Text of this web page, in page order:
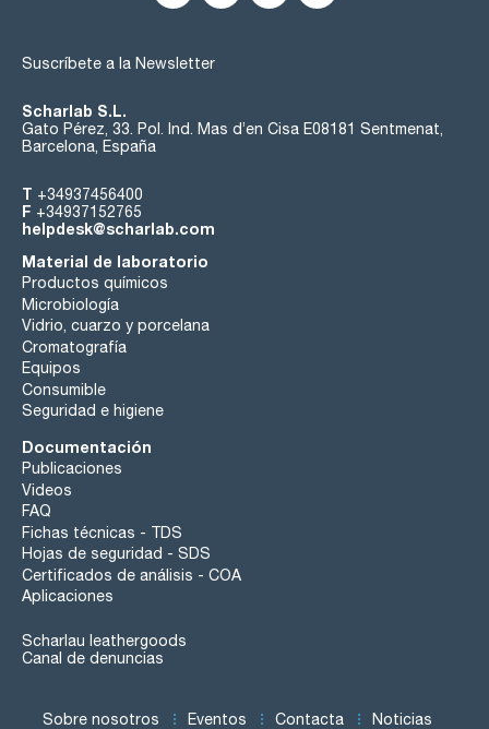
Suscríbete a la Newsletter
Scharlab S.L.
Gato Pérez, 33. Pol. Ind. Mas d’en Cisa E08181 Sentmenat,
Barcelona, España
T +34937456400
F +34937152765
helpdesk@scharlab.com
Material de laboratorio
Productos químicos
Microbiología
Vidrio, cuarzo y porcelana
Cromatografía
Equipos
Consumible
Seguridad e higiene
Documentación
Publicaciones
Videos
FAQ
Fichas técnicas - TDS
Hojas de seguridad - SDS
Certificados de análisis - COA
Aplicaciones
Scharlau leathergoods
Canal de denuncias
Sobre nosotros Eventos Contacta Noticias